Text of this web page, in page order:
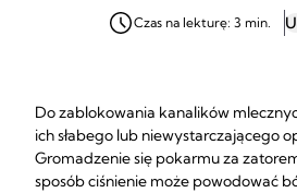
Czas na lekturę: 3 min.
Do zablokowania kanalików
ich słabego lub niewystarczającego
Gromadzenie się pokarmu za
sposób ciśnienie może powodować